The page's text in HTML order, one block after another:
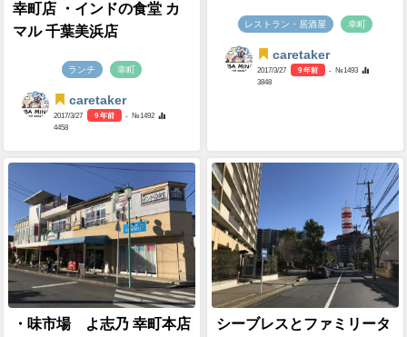
幸町店 ・インドの食堂 カ
マル 千葉美浜店
ランチ 幸町
caretaker
2017/3/27 9 年前
- №1492
4458
レストラン・居酒屋 幸町
caretaker
2017/3/27 9 年前
- №1493
3848
・味市場 よ志乃 幸町本店
シーブレスとファミリータ